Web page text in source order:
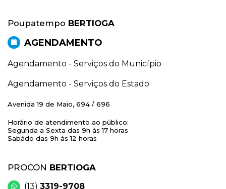
Poupatempo BERTIOGA
AGENDAMENTO
Agendamento - Serviços do Município
Agendamento - Serviços do Estado
Avenida 19 de Maio, 694 / 696
Horário de atendimento ao público:
Segunda a Sexta das 9h às 17 horas
Sabádo das 9h às 12 horas
PROCON BERTIOGA
(13) 3319-9708